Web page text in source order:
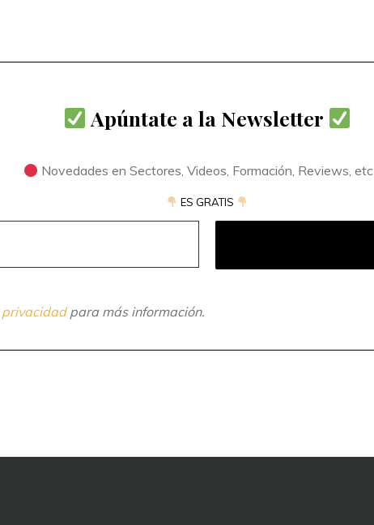
Apúntate a la Newsletter
Novedades en Sectores, Videos, Formación, Reviews, etc
ES GRATIS
para más información.